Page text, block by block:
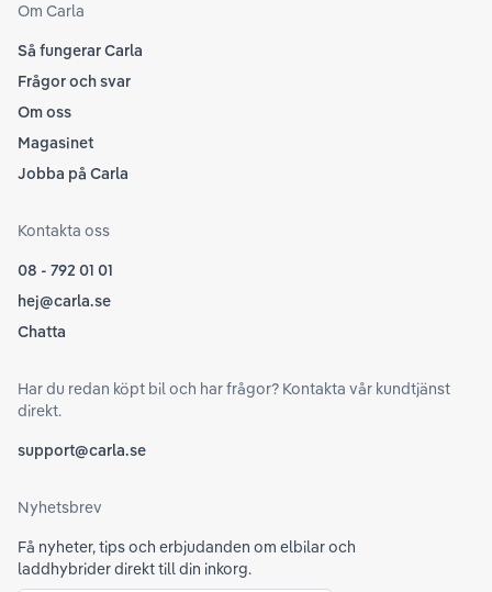
Om Carla
Så fungerar Carla
Frågor och svar
Om oss
Magasinet
Jobba på Carla
Kontakta oss
08 - 792 01 01
hej@carla.se
Chatta
Har du redan köpt bil och har frågor? Kontakta vår kundtjänst
direkt.
support@carla.se
Nyhetsbrev
Få nyheter, tips och erbjudanden om elbilar och
laddhybrider direkt till din inkorg.